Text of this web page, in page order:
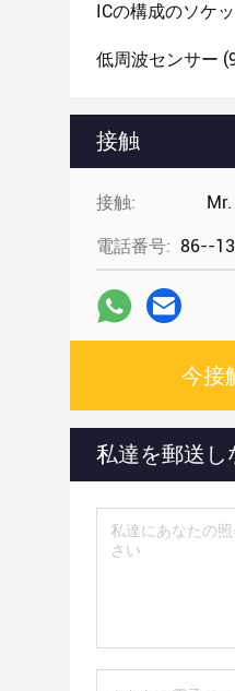
ICの構成のソケッ
低周波センサー
接触
接触:
電話番号: 86--
今接
私達を郵送し